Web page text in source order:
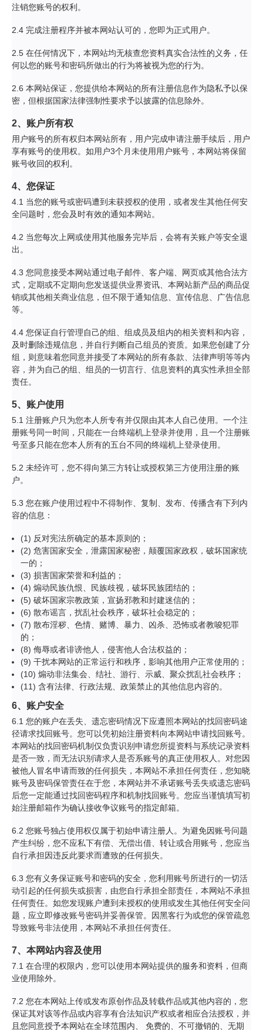
注销您账号的权利。
2.4 完成注册程序并被本网站认可的，您即为正式用户。
2.5 在任何情况下，本网站均无核查您资料真实合法性的义务，任
何以您的账号和密码所做出的行为将被视为您的行为。
2.6 本网站保证，您提供给本网站的所有注册信息作为隐私予以保
密，但根据国家法律强制性要求予以披露的信息除外。
2、账户所有权
用户账号的所有权归本网站所有，用户完成申请注册手续后，用户
享有账号的使用权。如用户3个月未使用用户账号，本网站将保留
账号收回的权利。
4、您保证
4.1 当您的账号或密码遭到未获授权的使用，或者发生其他任何安
全问题时，您会及时有效的通知本网站。
4.2 当您每次上网或使用其他服务完毕后，会将有关账户等安全退
出。
4.3 您同意接受本网站通过电子邮件、客户端、网页或其他合法方
式，定期或不定期向您发送提供业界资讯、本网站新产品的商品促
销或其他相关商业信息，但不限于通知信息、宣传信息、广告信息
等。
4.4 您保证自行管理自己的组、组成员及组内的相关资料和内容，
及时删除违规信息，并自行判断自己组员的资质。如果您创建了分
组，则意味着您同意并接受了本网站的所有条款、法律声明等等内
容，并为自己的组、组员的一切言行、信息资料的真实性承担全部
责任。
5、账户使用
5.1 注册账户只为您本人所专有并仅限由其本人自己使用。一个注
册账号同一时间，只能在一台终端机上登录并使用，且一个注册账
号至多只能在您本人所有的五台不同的终端机上登录使用。
5.2 未经许可，您不得向第三方转让或授权第三方使用注册的账
户。
5.3 您在账户使用过程中不得制作、复制、发布、传播含有下列内
容的信息：
(1) 反对宪法所确定的基本原则的；
(2) 危害国家安全，泄露国家秘密，颠覆国家政权，破坏国家统
一的；
(3) 损害国家荣誉和利益的；
(4) 煽动民族仇恨、民族歧视，破坏民族团结的；
(5) 破坏国家宗教政策，宣扬邪教和封建迷信的；
(6) 散布谣言，扰乱社会秩序，破坏社会稳定的；
(7) 散布淫秽、色情、赌博、暴力、凶杀、恐怖或者教唆犯罪
的；
(8) 侮辱或者诽谤他人，侵害他人合法权益的；
(9) 干扰本网站的正常运行和秩序，影响其他用户正常使用的；
(10) 煽动非法集会、结社、游行、示威、聚众扰乱社会秩序；
(11) 含有法律、行政法规、政策禁止的其他信息内容的。
6、账户安全
6.1 您的账户在丢失、遗忘密码情况下应遵照本网站的找回密码途
径请求找回账号。您可以凭初始注册资料向本网站申请找回账号。
本网站的找回密码机制仅负责识别申请您所提资料与系统记录资料
是否一致，而无法识别请求人是否系账号的真正使用权人。对您因
被他人冒名申请而致的任何损失，本网站不承担任何责任，您知晓
账号及密码保管责任在于您，本网站并不承诺账号丢失或遗忘密码
后您一定能通过找回密码程序和机制找回账号。您应当谨慎填写初
始注册邮箱作为确认接收争议账号的指定邮箱。
6.2 您账号独占使用权仅属于初始申请注册人。为避免因账号问题
产生纠纷，您不应私下有偿、无偿出借、转让或合用账号，您应当
自行承担因违反此要求而遭致的任何损失。
6.3 您有义务保证账号和密码的安全，您利用账号所进行的一切活
动引起的任何损失或损害，由您自行承担全部责任，本网站不承担
任何责任。如您发现账户遭到未授权的使用或发生其他任何安全问
题，应立即修改账号密码并妥善保管。因黑客行为或您的保管疏忽
导致账号非法使用，本网站不承担任何责任。
7、本网站内容及使用
7.1 在合理的权限内，您可以使用本网站提供的服务和资料，但商
业使用除外。
7.2 您在本网站上传或发布原创作品及转载作品或其他内容的，您
保证其对该等作品或内容享有合法知识产权或者相应合法授权，并
且您同意授予本网站在全球范围内、 免费的、不可撤销的、无期